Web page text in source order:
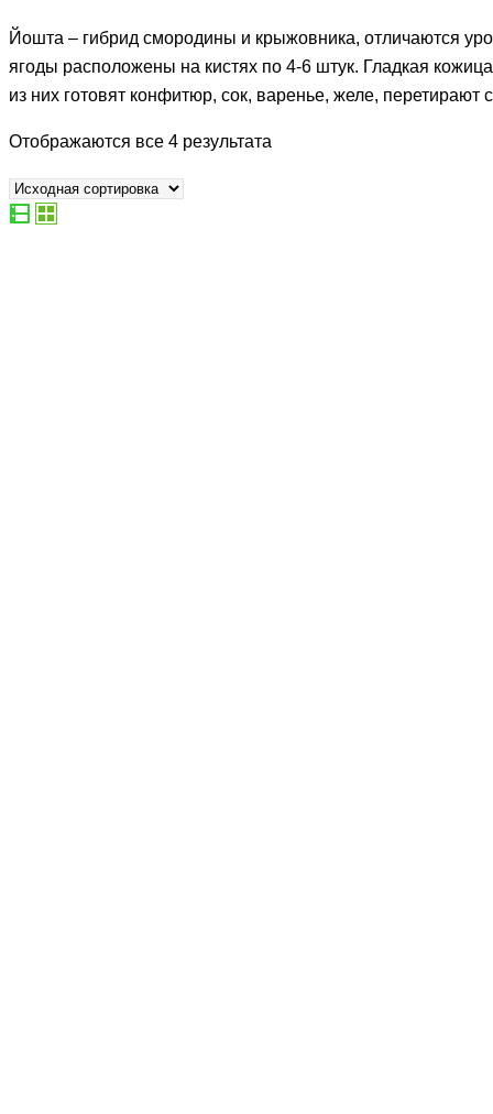
Йошта – гибрид смородины и крыжовника, отличаются
ягоды расположены на кистях по 4-6 штук. Гладкая
из них готовят конфитюр, сок, варенье, желе, перетирают
Отображаются все 4 результата